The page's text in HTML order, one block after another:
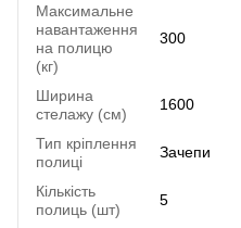
Максимальне
навантаження
на полицю
(кг)
300
Ширина
стелажу (см)
1600
Тип кріплення
полиці
Зачепи
Кількість
полиць (шт)
5